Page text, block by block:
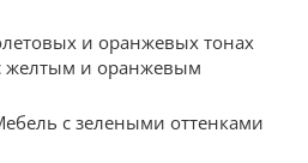
и оранжевых тонах
желтым и оранжевым
с зелеными оттенками